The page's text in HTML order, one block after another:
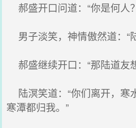
郝盛开口问道：“你是何人
男子淡笑，神情傲然道：“
郝盛继续开口：“那陆道友
陆溟笑道：“你们离开，寒
寒潭都归我。”